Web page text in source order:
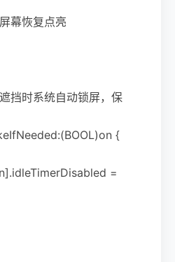
幕恢复点亮
挡时系统自动锁屏，保
{
=